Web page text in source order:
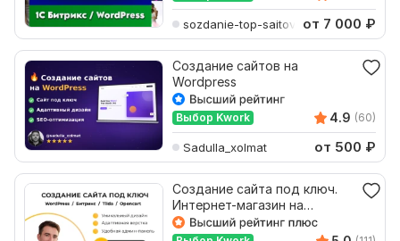
sozdanie-top-saitov от 7 000 ₽
Создание сайтов на
Wordpress
Выбор Kwork 4.9 (60)
Sadulla_xolmat от 500 ₽
Создание сайта под ключ.
Интернет-магазин на
WordPress, Битрикс, Tilda